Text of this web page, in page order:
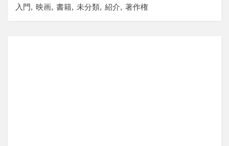
入門
映画 書籍 未分類 紹介 著作権